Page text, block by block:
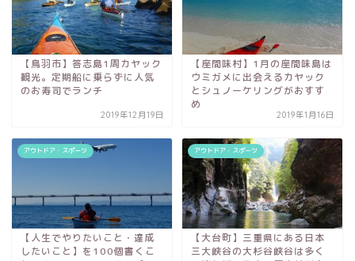
【鳥羽市】答志島1周カヤック
観光。定期船に乗らずに人気
のお寿司でランチ
2019年12月19日
【座間味村】1月の座間味島は
ウミガメに出会えるカヤック
とシュノーケリングがおすす
め
2019年1月16日
アウトドア・スポーツ
【人生でやりたいこと・達成
したいこと】を100個書くこ
アウトドア・スポーツ
【大台町】三重県にある日本
三大峡谷の大杉谷峡谷は多く